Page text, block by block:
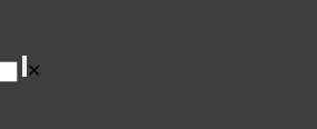
✕